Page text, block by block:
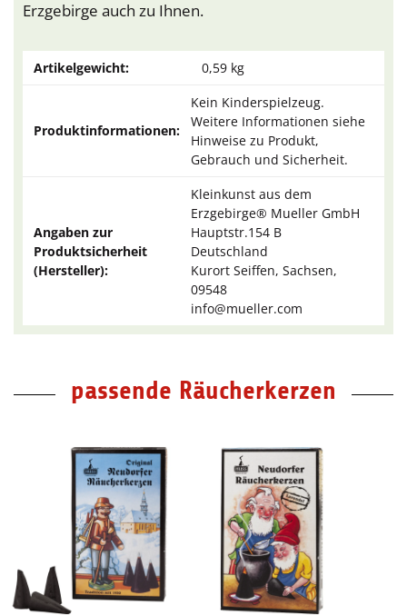
Erzgebirge auch zu Ihnen.
Artikelgewicht: 0,59 kg
Produktinformationen:
Kein Kinderspielzeug.
Weitere Informationen siehe
Hinweise zu Produkt,
Gebrauch und Sicherheit.
Angaben zur
Produktsicherheit
(Hersteller):
Kleinkunst aus dem
Erzgebirge® Mueller GmbH
Hauptstr.154 B
Deutschland
Kurort Seiffen, Sachsen,
09548
info@mueller.com
passende Räucherkerzen